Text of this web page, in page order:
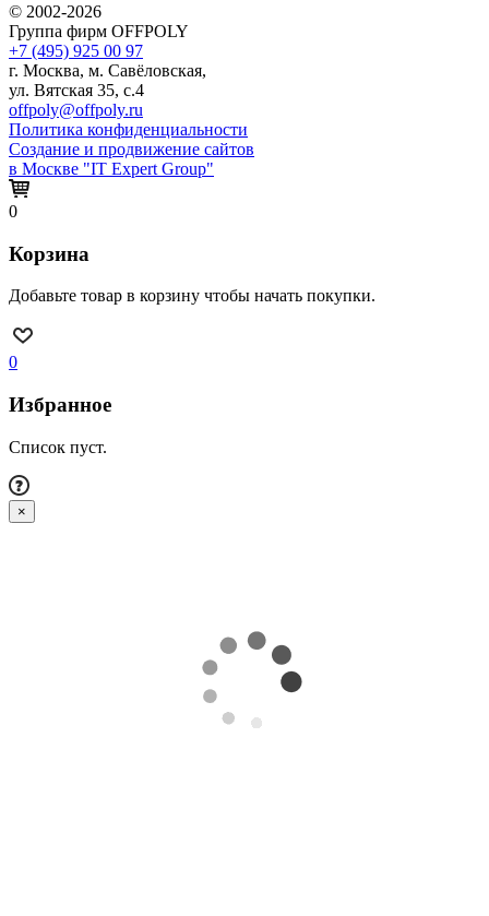
© 2002-2026
Группа фирм OFFPOLY
+7 (495) 925 00 97
г. Москва, м. Савёловская,
ул. Вятская 35, с.4
offpoly@offpoly.ru
Политика конфиденциальности
Создание и продвижение сайтов
в Москве "IT Expert Group"
0
Корзина
Добавьте товар в корзину чтобы начать покупки.
0
Избранное
Список пуст.
×